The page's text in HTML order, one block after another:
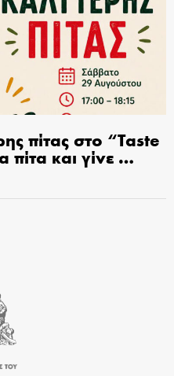
πίτας στο “Taste
και γίνε …